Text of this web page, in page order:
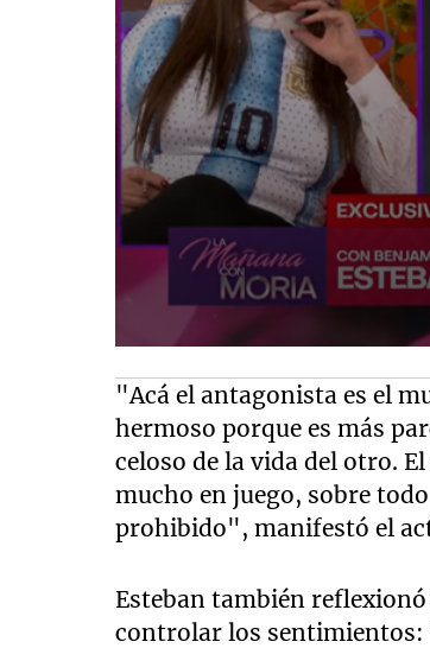
"Acá el antagonista es el
hermoso porque es más
celoso de la vida del otro.
mucho en juego, sobre
prohibido", manifestó el
Esteban también
controlar los sentimientos: